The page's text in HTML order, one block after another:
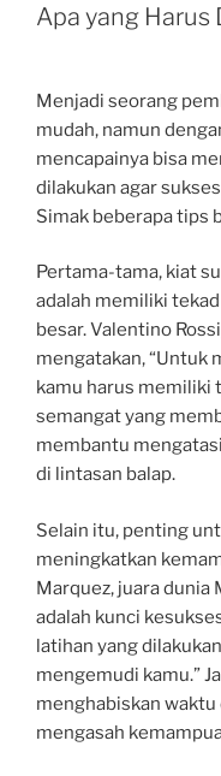
Apa yang Harus
Menjadi seorang
mudah, namun
mencapainya bisa
dilakukan agar
Simak beberapa tips
Pertama-tama, kiat
adalah memiliki
besar. Valentino
mengatakan, “Untuk
kamu harus memiliki
semangat yang
membantu
di lintasan balap.
Selain itu, penting
meningkatkan
Marquez, juara dunia
adalah kunci
latihan yang
mengemudi kamu.”
menghabiskan
mengasah